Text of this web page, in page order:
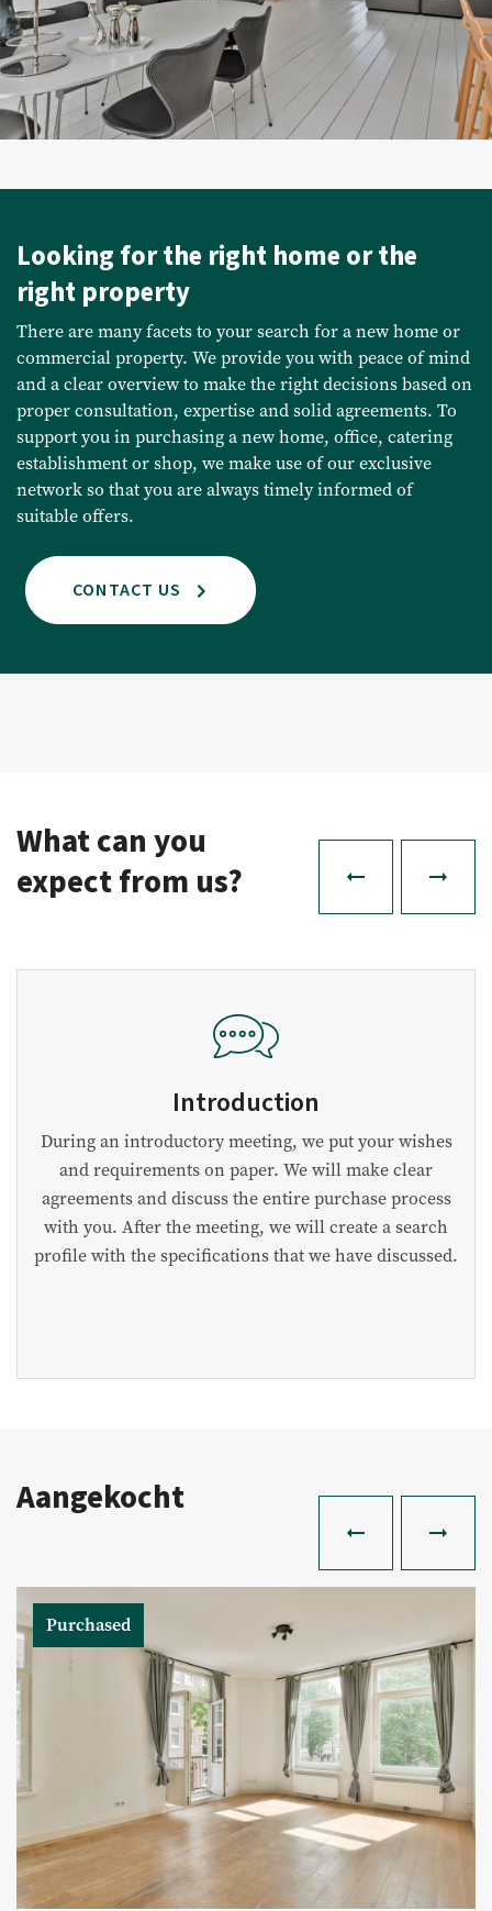
Purchased
Recent transactions
Maintenance & notifications
Tenants portal
Owners portal
Move.nl
About us
Our team
Looking for the right home or the
right property
There are many facets to your search for a new home or
commercial property. We provide you with peace of mind
and a clear overview to make the right decisions based on
proper consultation, expertise and solid agreements. To
support you in purchasing a new home, office, catering
establishment or shop, we make use of our exclusive
network so that you are always timely informed of
suitable offers.
CONTACT US
What can you
expect from us?
Introduction
During an introductory meeting, we put your wishes
and requirements on paper. We will make clear
agreements and discuss the entire purchase process
with you. After the meeting, we will create a search
profile with the specifications that we have discussed.
Aangekocht
Purchased